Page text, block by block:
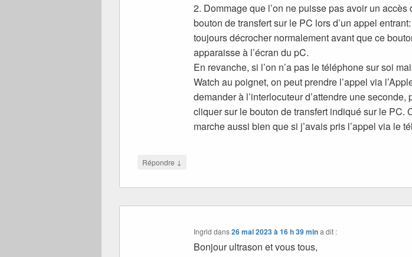
2. Dommage que l’on ne puisse pas avoir un accès
bouton de transfert sur le PC lors d’un appel
toujours décrocher normalement avant que ce
apparaisse à l’écran du pC.
En revanche, si l’on n’a pas le téléphone sur soi
Watch au poignet, on peut prendre l’appel via
demander à l’interlocuteur d’attendre une seconde,
cliquer sur le bouton de transfert indiqué sur le PC.
marche aussi bien que si j’avais pris l’appel via le
Répondre ↓
Ingrid dans26 mai 2023 à 16 h 39 mina dit :
Bonjour ultrason et vous tous,